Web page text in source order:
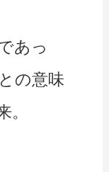
あっ
の意味
。